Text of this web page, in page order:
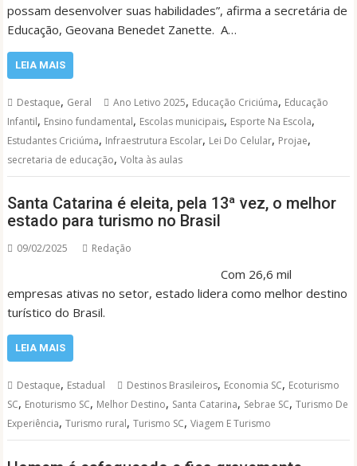
possam desenvolver suas habilidades”, afirma a secretária de
Educação, Geovana Benedet Zanette. A…
LEIA MAIS
Destaque, Geral Ano Letivo 2025, Educação Criciúma, Educação
Infantil, Ensino fundamental, Escolas municipais, Esporte Na Escola,
Estudantes Criciúma, Infraestrutura Escolar, Lei Do Celular, Projae,
secretaria de educação,Volta às aulas
Santa Catarina é eleita, pela 13ª vez, o melhor
estado para turismo no Brasil
09/02/2025 Redação
Com 26,6 mil
empresas ativas no setor, estado lidera como melhor destino
turístico do Brasil.
LEIA MAIS
Destaque, Estadual Destinos Brasileiros, Economia SC, Ecoturismo
SC, Enoturismo SC, Melhor Destino, Santa Catarina, Sebrae SC,Turismo De
Experiência,Turismo rural,Turismo SC,Viagem E Turismo